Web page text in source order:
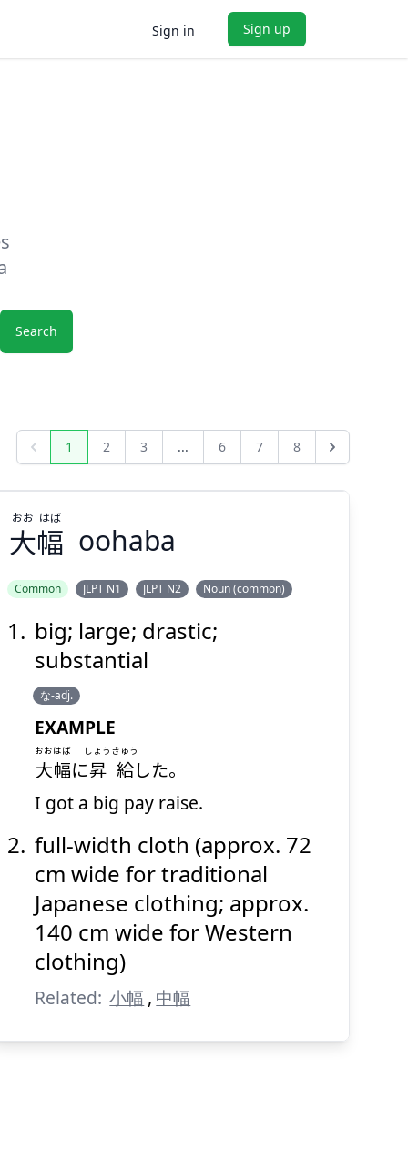
Sign in Sign up
Search
Previous1 2 3 ... 6 7 8 Next
幅
おお
はば
(Space)
Suspend
(@)
大幅
おお はば
oohaba
Common JLPT N1 JLPT N2 Noun (common)
big; large; drastic;
substantial
な-adj.
EXAMPLE
大幅
おおはば
に昇給
しょうきゅう
した。
I got a big pay raise.
full-width cloth (approx. 72
cm wide for traditional
Japanese clothing; approx.
140 cm wide for Western
clothing)
Related: 小幅 , 中幅